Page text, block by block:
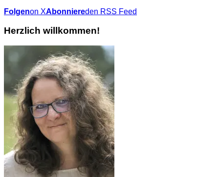
Folgenon XAbonniereden RSS Feed
Herzlich willkommen!